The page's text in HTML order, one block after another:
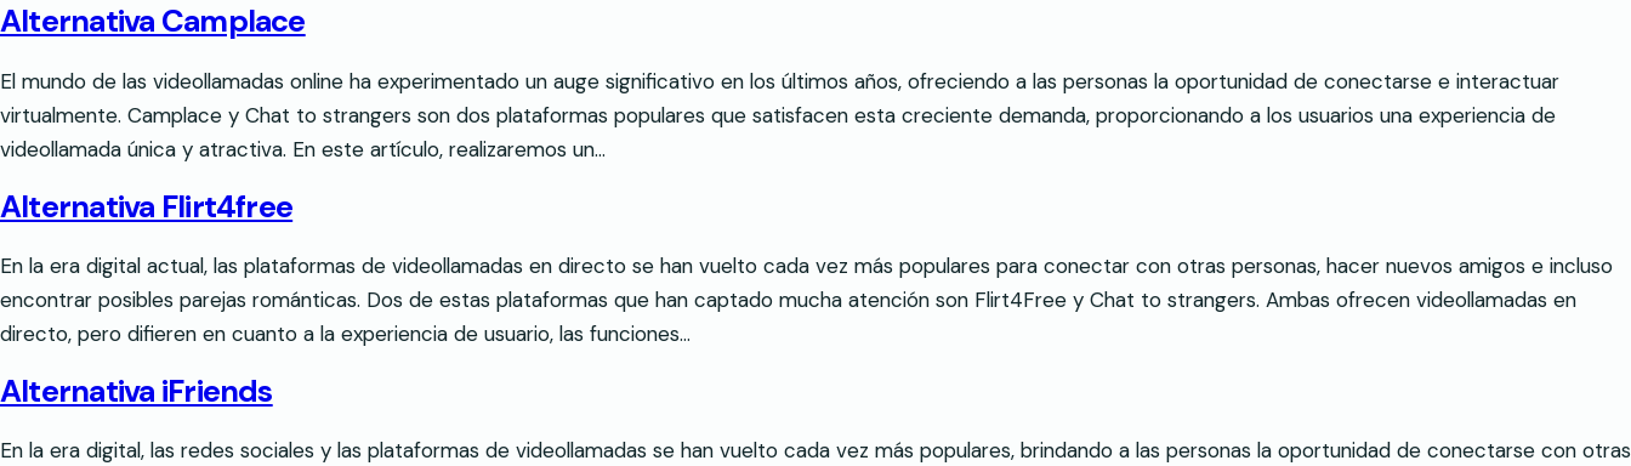
Alternativa Camplace
El mundo de las videollamadas online ha experimentado un auge significativo en los últimos años, ofreciendo a las personas la oportunidad de conectarse e interactuar
virtualmente. Camplace y Chat to strangers son dos plataformas populares que satisfacen esta creciente demanda, proporcionando a los usuarios una experiencia de
videollamada única y atractiva. En este artículo, realizaremos un…
Alternativa Flirt4free
En la era digital actual, las plataformas de videollamadas en directo se han vuelto cada vez más populares para conectar con otras personas, hacer nuevos amigos e incluso
encontrar posibles parejas románticas. Dos de estas plataformas que han captado mucha atención son Flirt4Free y Chat to strangers. Ambas ofrecen videollamadas en
directo, pero difieren en cuanto a la experiencia de usuario, las funciones…
Alternativa iFriends
En la era digital, las redes sociales y las plataformas de videollamadas se han vuelto cada vez más populares, brindando a las personas la oportunidad de conectarse con otras